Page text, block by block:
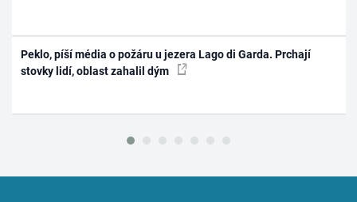
Peklo, píší média o požáru u jezera Lago di Garda. Prchají
stovky lidí, oblast zahalil dým